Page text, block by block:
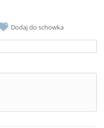
Dodaj do schowka